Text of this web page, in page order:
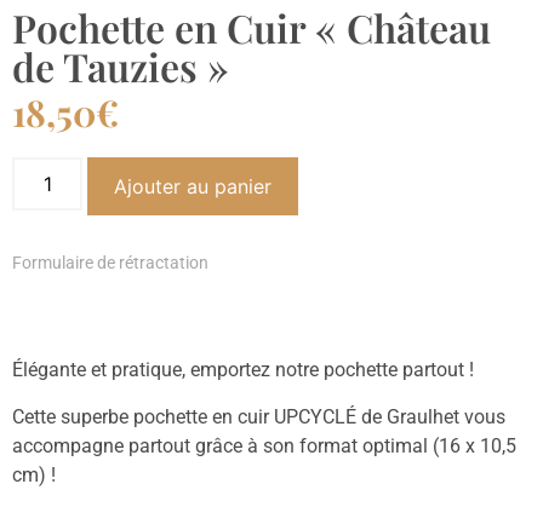
Pochette en Cuir « Château
de Tauzies »
18,50€
Ajouter au panier
Formulaire de rétractation
Élégante et pratique, emportez notre pochette partout !
Cette superbe pochette en cuir UPCYCLÉ de Graulhet vous
accompagne partout grâce à son format optimal (16 x 10,5
cm) !